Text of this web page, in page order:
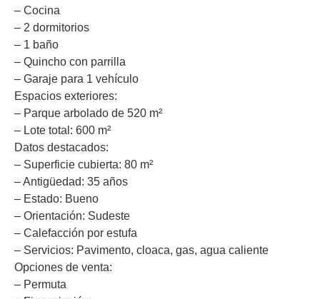
– Cocina
– 2 dormitorios
– 1 baño
– Quincho con parrilla
– Garaje para 1 vehículo
Espacios exteriores:
– Parque arbolado de 520 m²
– Lote total: 600 m²
Datos destacados:
– Superficie cubierta: 80 m²
– Antigüedad: 35 años
– Estado: Bueno
– Orientación: Sudeste
– Calefacción por estufa
– Servicios: Pavimento, cloaca, gas, agua caliente
Opciones de venta:
– Permuta